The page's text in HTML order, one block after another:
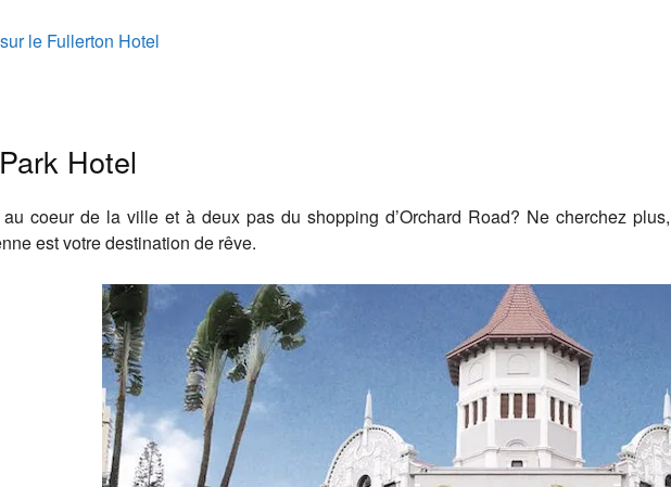
le Fullerton Hotel
Hotel
coeur de la ville et à deux pas du shopping d’Orchard Road? Ne cherchez
est votre destination de rêve.